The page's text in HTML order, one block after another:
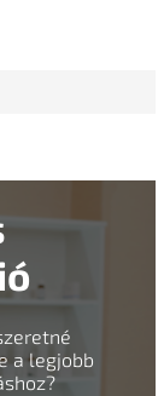
a legjobb